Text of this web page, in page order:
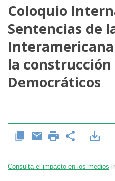
La ONU-DH en México
Vacantes ONU-DH México
ONU-DH en el tiempo
Coloquio
Sentencias de
la construcción
Democráticos
Consulta el impacto en los medios